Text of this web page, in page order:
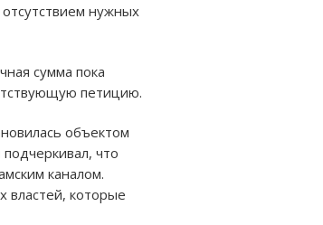
нужных
сумма пока
петицию.
объектом
что
каналом.
властей, которые